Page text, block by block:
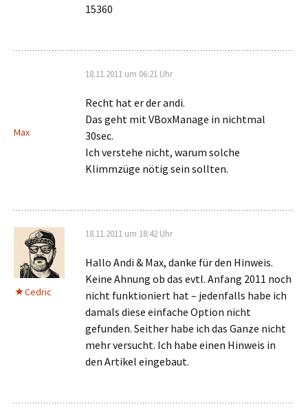
15360
Max
18.11.2011 um 06:21 Uhr
Recht hat er der andi.
Das geht mit VBoxManage in nichtmal
30sec.
Ich verstehe nicht, warum solche
Klimmzüge nötig sein sollten.
Cedric
18.11.2011 um 18:42 Uhr
Hallo Andi & Max, danke für den Hinweis.
Keine Ahnung ob das evtl. Anfang 2011 noch
nicht funktioniert hat – jedenfalls habe ich
damals diese einfache Option nicht
gefunden. Seither habe ich das Ganze nicht
mehr versucht. Ich habe einen Hinweis in
den Artikel eingebaut.